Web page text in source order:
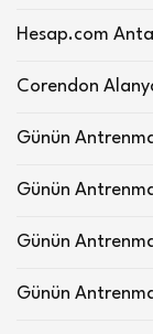
Hesap.com
Corendon
Günün
Günün
Günün
Günün